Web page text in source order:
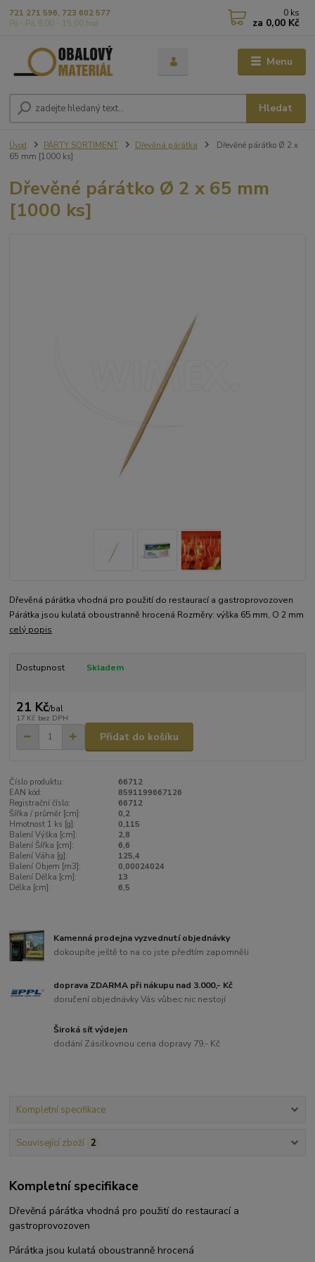
Menu
Hledat
721 271 596, 723 602 577
Po - Pá 9,00 - 15,00 hod
0 ks
za 0,00 Kč
Úvod PÁRTY SORTIMENT Dřevěná párátka
Dřevěné párátko Ø 2 x
65 mm [1000 ks]
Dřevěné párátko Ø 2 x 65 mm
[1000 ks]
Dřevěná párátka vhodná pro použití do restaurací a gastroprovozoven
Párátka jsou kulatá oboustranně hrocená Rozměry: výška 65 mm, O 2 mm
celý popis
Dostupnost Skladem
21 Kč/bal
17 Kč bez DPH
Přidat do košíku
Číslo produktu:
66712
EAN kód:
8591199667126
Registrační číslo:
66712
Šířka / průměr [cm]:
0,2
Hmotnost 1 ks [g]:
0,115
Balení Výška [cm]:
2,8
Balení Šířka [cm]:
6,6
Balení Váha [g]:
125,4
Balení Objem [m3]:
0,00024024
Balení Délka [cm]:
13
Délka [cm]:
6,5
Kamenná prodejna vyzvednutí objednávky
dokoupíte ještě to na co jste předtím zapomněli
doprava ZDARMA při nákupu nad 3.000,- Kč
doručení objednávky Vás vůbec nic nestojí
Široká síť výdejen
dodání Zásilkovnou cena dopravy 79,- Kč
Kompletní specifikace
Související zboží 2
Kompletní specifikace
Dřevěná párátka vhodná pro použití do restaurací a
gastroprovozoven
Párátka jsou kulatá oboustranně hrocená